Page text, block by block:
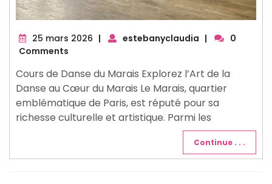
25 mars 2026 25
| estebanyclaudia |
0
Comments
Cours de Danse du Marais Explorez l’Art de la
Danse au Cœur du Marais Le Marais, quartier
emblématique de Paris, est réputé pour sa
richesse culturelle et artistique. Parmi les
Continue . . .